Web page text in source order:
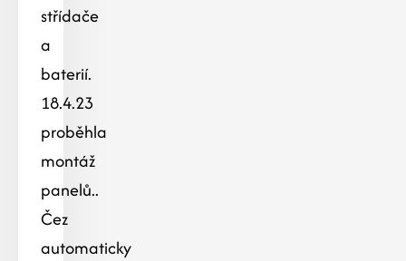
střídače
a
baterií.
18.4.23
proběhla
montáž
panelů..
Čez
automaticky